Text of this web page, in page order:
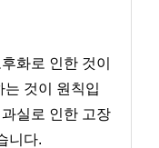
화로 인한 것이
것이 원칙입
실로 인한 고장
니다.